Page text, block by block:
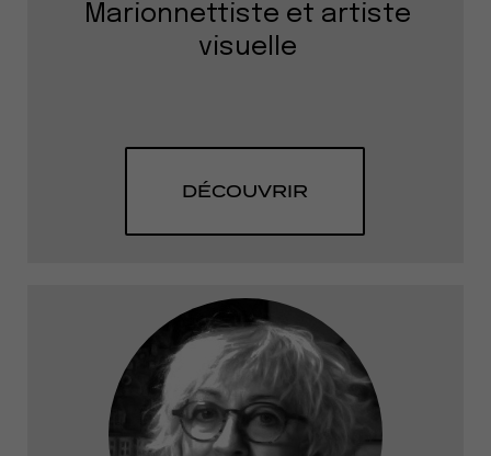
Marionnettiste et artiste
visuelle
DÉCOUVRIR